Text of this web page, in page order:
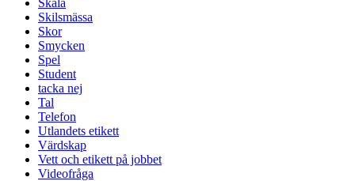
Skilsmässa
Skor
Smycken
Spel
Student
tacka nej
Tal
Telefon
Utlandets etikett
Värdskap
Vett och etikett på jobbet
Videofråga